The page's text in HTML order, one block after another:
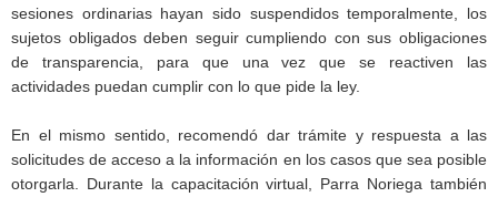
sesiones ordinarias hayan sido suspendidos temporalmente, los
sujetos obligados deben seguir cumpliendo con sus obligaciones
de transparencia, para que una vez que se reactiven las
actividades puedan cumplir con lo que pide la ley.
En el mismo sentido, recomendó dar trámite y respuesta a las
solicitudes de acceso a la información en los casos que sea posible
otorgarla. Durante la capacitación virtual, Parra Noriega también